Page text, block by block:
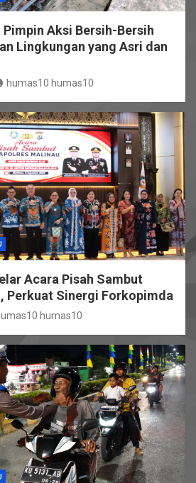
Aksi Bersih-Bersih
Lingkungan yang Asri dan
humas10 humas10
Acara Pisah Sambut
Perkuat Sinergi Forkopimda
humas10